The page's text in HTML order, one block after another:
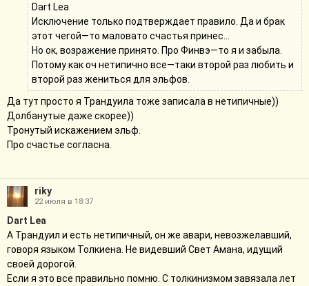
Dart Lea
Исключение только подтверждает правило. Да и брак
этот чегой—то маловато счастья принес…
Но ок, возражение принято. Про Финвэ—то я и забыла.
Потому как оч нетипично все—таки второй раз любить и
второй раз жениться для эльфов.
Да тут просто я Трандуила тоже записала в нетипичные))
Долбанутые даже скорее))
Тронутый искажением эльф.
Про счастье согласна.
riky
22 июля в 18:37
Dart Lea
А Трандуил и есть нетипичный, он же авари, невозжелавший,
говоря языком Толкиена. Не видевший Свет Амана, идущий
своей дорогой.
Если я это все правильно помню. С толкинизмом завязала лет